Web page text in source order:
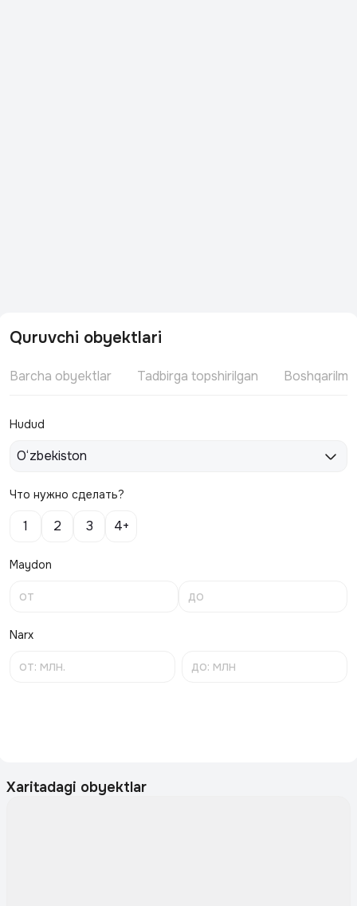
Quruvchi obyektlari
Barcha obyektlar Tadbirga topshirilgan
Hudud
O‘zbekiston
Что нужно сделать?
1 2 3 4+
Maydon
Narx
Xaritadagi obyektlar